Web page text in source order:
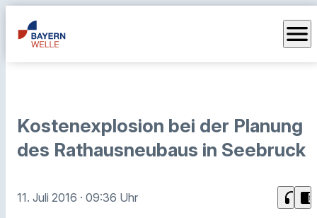
menu
Kostenexplosion bei der Planung
des Rathausneubaus in Seebruck
11. Juli 2016 · 09:36 Uhr headphones chrome_reader_mode